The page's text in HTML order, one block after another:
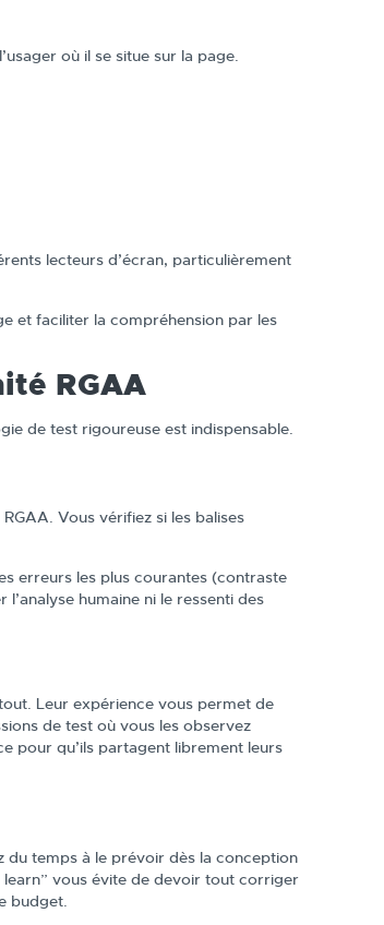
où il se situe sur la page.
lecteurs d’écran, particulièrement
et faciliter la compréhension par les
RGAA
de test rigoureuse est indispensable.
Vous vérifiez si les balises
erreurs les plus courantes (contraste
humaine ni le ressenti des
Leur expérience vous permet de
de test où vous les observez
pour qu’ils partagent librement leurs
du temps à le prévoir dès la conception
learn” vous évite de devoir tout corriger
budget.